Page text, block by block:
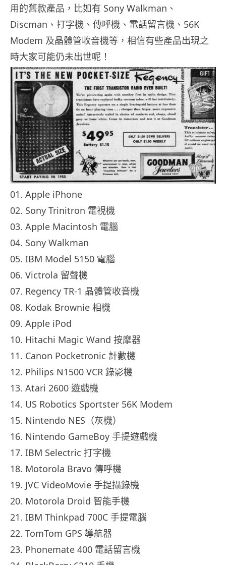
用的舊款產品，比如有 Sony Walkman、
Discman、打字機、傳呼機、電話留言機、56K
Modem 及晶體管收音機等，相信有些產品出現之
時大家可能仍未出世呢！
01. Apple iPhone
02. Sony Trinitron 電視機
03. Apple Macintosh 電腦
04. Sony Walkman
05. IBM Model 5150 電腦
06. Victrola 留聲機
07. Regency TR-1 晶體管收音機
08. Kodak Brownie 相機
09. Apple iPod
10. Hitachi Magic Wand 按摩器
11. Canon Pocketronic 計數機
12. Philips N1500 VCR 錄影機
13. Atari 2600 遊戲機
14. US Robotics Sportster 56K Modem
15. Nintendo NES（灰機）
16. Nintendo GameBoy 手提遊戲機
17. IBM Selectric 打字機
18. Motorola Bravo 傳呼機
19. JVC VideoMovie 手提攝錄機
20. Motorola Droid 智能手機
21. IBM Thinkpad 700C 手提電腦
22. TomTom GPS 導航器
23. Phonemate 400 電話留言機